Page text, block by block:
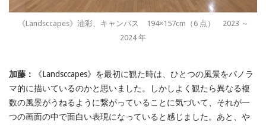
《Landsccapes》油彩、キャンバス 194×157cm（6 点） 2023 ～
2024 年
加藤：
《Landsccapes》を最初に観た時は、ひとつの風景をパノラ
マ的に描いているのかと思いました。しかしよく観たら異なる複
数の風景がうねるように繋がっていることに気づいて、それが一
つの画面の中で面白い表現になっていると感じました。あと、や